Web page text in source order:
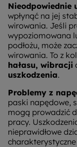
Nieodpowiednie
wpłynąć na jej
wirowania. Jeśli
wypoziomowana
podłożu, może
wirowania. To z
hałasu, wibracji
uszkodzenia.
Problemy z
paski napędowe,
mogą prowadzić
pracy.
nieprawidłowe